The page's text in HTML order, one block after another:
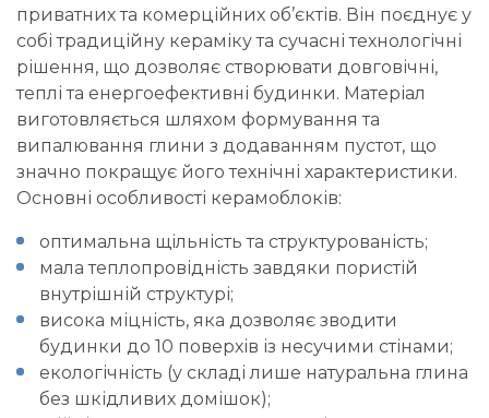
приватних та комерційних об’єктів. Він поєднує у
собі традиційну кераміку та сучасні технологічні
рішення, що дозволяє створювати довговічні,
теплі та енергоефективні будинки. Матеріал
виготовляється шляхом формування та
випалювання глини з додаванням пустот, що
значно покращує його технічні характеристики.
Основні особливості керамоблоків:
оптимальна щільність та структурованість;
мала теплопровідність завдяки пористій
внутрішній структурі;
висока міцність, яка дозволяє зводити
будинки до 10 поверхів із несучими стінами;
екологічність (у складі лише натуральна глина
без шкідливих домішок);